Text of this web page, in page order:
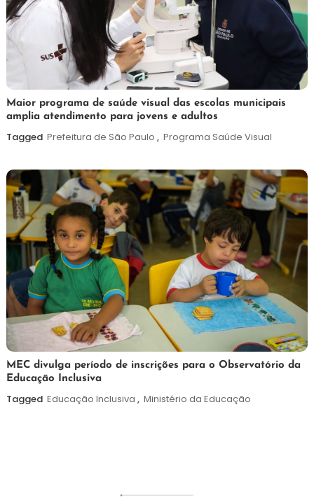
7
de
agosto
Maurilio
Maior programa de saúde visual das escolas municipais
amplia atendimento para jovens e adultos
Tagged Prefeitura de São Paulo , Programa Saúde Visual
7
de
agosto
Maurilio
MEC divulga período de inscrições para o Observatório da
Educação Inclusiva
Tagged Educação Inclusiva , Ministério da Educação